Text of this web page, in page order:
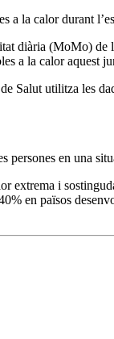
a la calor durant
diària (MoMo)
a la calor aquest
Salut utilitza les
persones en una
extrema i
en països